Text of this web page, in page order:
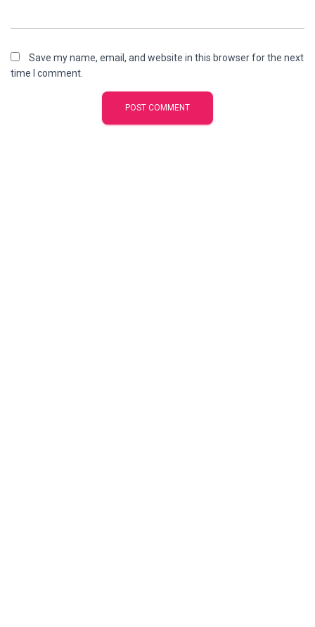
Save my name, email, and website in this browser for the next
time I comment.